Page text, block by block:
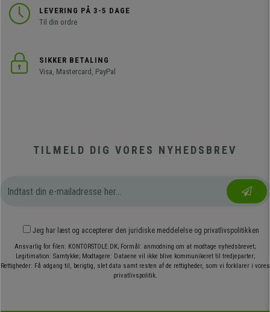
LEVERING PÅ 3-5 DAGE
Til din ordre
SIKKER BETALING
Visa, Mastercard, PayPal
TILMELD DIG VORES NYHEDSBREV
Jeg har læst og accepterer den juridiske meddelelse og privatlivspolitikken
Ansvarlig for filen: KONTORSTOLE.DK; Formål: anmodning om at modtage nyhedsbrevet;
Legitimation: Samtykke; Modtagere: Dataene vil ikke blive kommunikeret til tredjeparter;
Rettigheder: Få adgang til, berigtig, slet data samt resten af de rettigheder, som vi forklarer i vores
privatlivspolitik.